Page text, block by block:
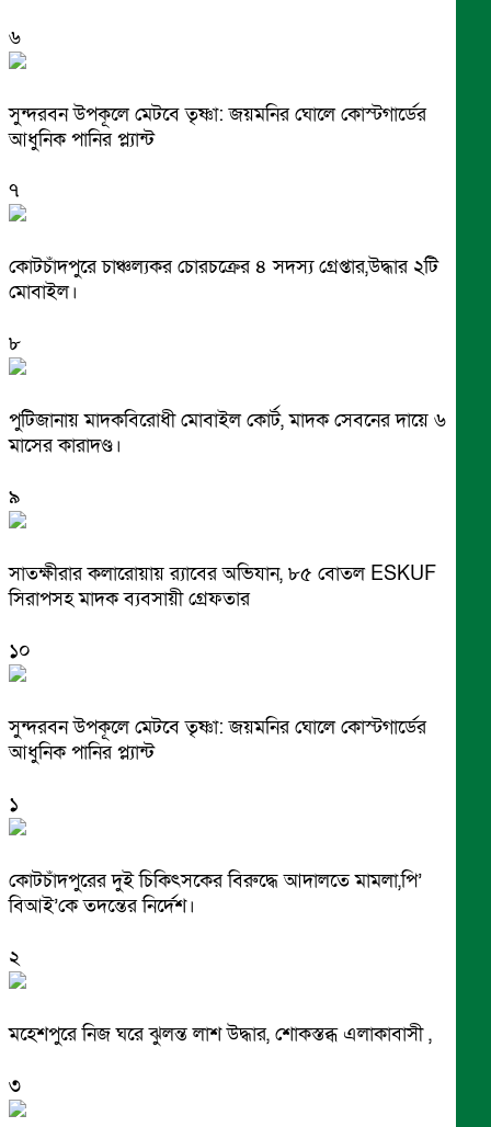
৬
সুন্দরবন উপকূলে মেটবে তৃষ্ণা: জয়মনির ঘোলে কোস্টগার্ডের
আধুনিক পানির প্ল্যান্ট
৭
কোটচাঁদপুরে চাঞ্চল্যকর চোরচক্রের ৪ সদস্য গ্রেপ্তার,উদ্ধার ২টি
মোবাইল।
৮
পুটিজানায় মাদকবিরোধী মোবাইল কোর্ট, মাদক সেবনের দায়ে ৬
মাসের কারাদণ্ড।
৯
সাতক্ষীরার কলারোয়ায় র‍্যাবের অভিযান, ৮৫ বোতল ESKUF
সিরাপসহ মাদক ব্যবসায়ী গ্রেফতার
১০
সুন্দরবন উপকূলে মেটবে তৃষ্ণা: জয়মনির ঘোলে কোস্টগার্ডের
আধুনিক পানির প্ল্যান্ট
১
কোটচাঁদপুরের দুই চিকিৎসকের বিরুদ্ধে আদালতে মামলা,পি’
বিআই’কে তদন্তের নির্দেশ।
২
মহেশপুরে নিজ ঘরে ঝুলন্ত লাশ উদ্ধার, শোকস্তব্ধ এলাকাবাসী ,
৩